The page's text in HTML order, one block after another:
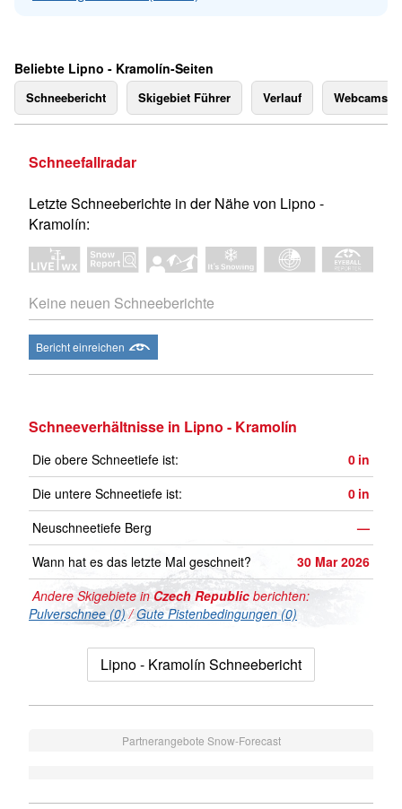
Beliebte Lipno - Kramolín-Seiten
Schneebericht Skigebiet Führer Verlauf Webcams
Schneefallradar
Letzte Schneeberichte in der Nähe von Lipno -
Kramolín:
Keine neuen Schneeberichte
Bericht einreichen
Schneeverhältnisse in Lipno - Kramolín
Die obere Schneetiefe ist: 0 in
Die untere Schneetiefe ist:
0 in
Neuschneetiefe Berg
—
Wann hat es das letzte Mal geschneit?
30 Mar 2026
Andere Skigebiete inCzech Republic berichten:
Pulverschnee (0)/Gute Pistenbedingungen (0)
Lipno - Kramolín Schneebericht
Partnerangebote Snow-Forecast